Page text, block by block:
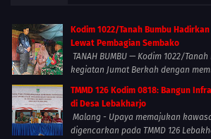
Kodim 1022/Tanah Bumbu
Lewat Pembagian Sembako
TANAH BUMBU — Kodim 1022/
kegiatan Jumat Berkah dengan
TMMD 126 Kodim 0818: Bangun
di Desa Lebakharjo
Malang - Upaya memajukan
digencarkan pada TMMD 126